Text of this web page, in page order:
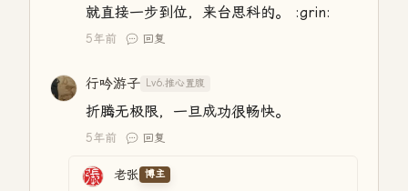
就直接一步到位，来台思科的。 :grin:
5年前 回复
行吟游子 Lv6.推心置腹
折腾无极限，一旦成功很畅快。
5年前 回复
老张 博主